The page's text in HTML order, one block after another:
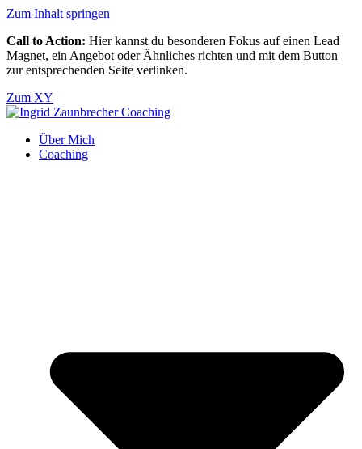
Zum Inhalt springen
Call to Action: Hier kannst du besonderen Fokus auf einen Lead
Magnet, ein Angebot oder Ähnliches richten und mit dem Button
zur entsprechenden Seite verlinken.
Zum XY
Über Mich
Coaching